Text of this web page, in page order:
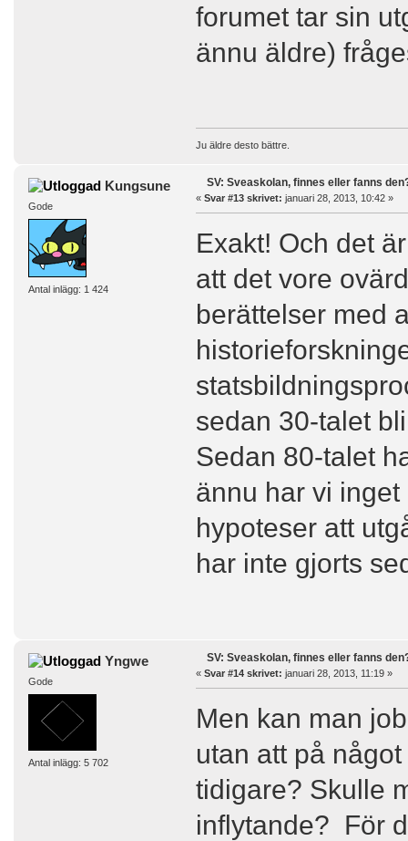
forumet tar sin
ännu äldre)
Ju äldre desto bättre.
Kungsune
Gode
Antal inlägg: 1 424
SV: Sveaskolan, finnes eller fanns
« Svar #13 skrivet: januari 28, 2013, 10:42 »
Exakt! Och det
att det vore
berättelser med
sedan 30-talet
Sedan 80-talet
ännu har vi
hypoteser att
har inte gjorts
Yngwe
Gode
Antal inlägg: 5 702
SV: Sveaskolan, finnes eller fanns
« Svar #14 skrivet: januari 28, 2013, 11:19 »
Men kan man
utan att på
tidigare? Skulle
inflytande? För